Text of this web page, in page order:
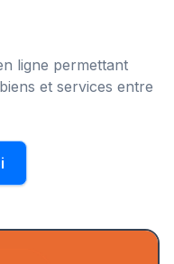
ligne permettant
et services entre